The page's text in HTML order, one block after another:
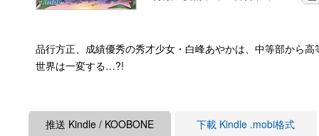
品行方正、成績優秀の秀才少女・白峰あやかは、中等部から
世界は一変する…?!
推送 Kindle / KOOBONE 下載 Kindle .mobi格式